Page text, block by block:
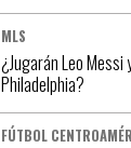
MLS
¿Jugarán Leo Messi
Philadelphia?
FÚTBOL